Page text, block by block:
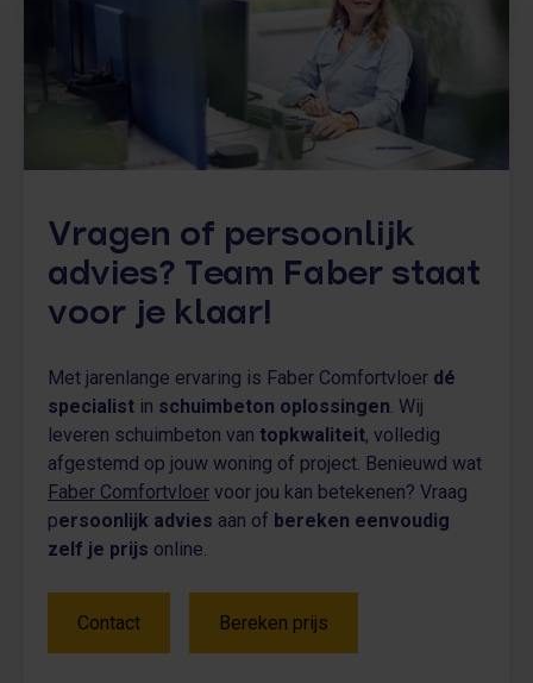
Vragen of persoonlijk
advies? Team Faber staat
voor je klaar!
Met jarenlange ervaring is Faber Comfortvloer dé
specialist in schuimbeton oplossingen. Wij
leveren schuimbeton van topkwaliteit, volledig
afgestemd op jouw woning of project. Benieuwd wat
Faber Comfortvloer voor jou kan betekenen? Vraag
persoonlijk advies aan of bereken eenvoudig
zelf je prijs online.
Contact Bereken prijs